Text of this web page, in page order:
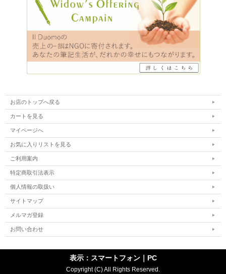
お店のトップへ戻る
カートを見る
マイページへ
お気に入りリストを見る
ご利用案内
特定商取引法表示
個人情報の取扱い
サイトマップ
メルマガ登録
お問い合わせ
表示：スマートフォン｜ PC
Copyright (C) All Rights Reserved.